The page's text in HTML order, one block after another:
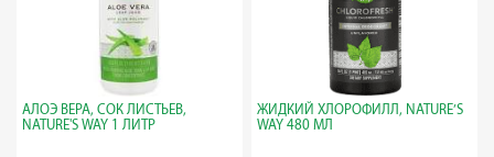
АЛОЭ ВЕРА, СОК ЛИСТЬЕВ,
NATURE'S WAY 1 ЛИТР
ЖИДКИЙ ХЛОРОФИЛЛ, NATURE’S
WAY 480 МЛ